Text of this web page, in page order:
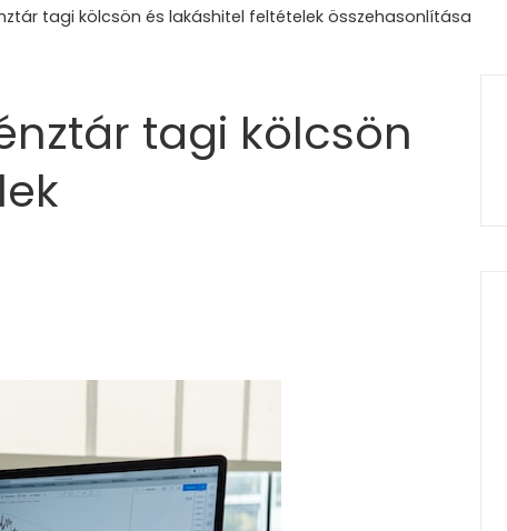
tagi kölcsön és lakáshitel feltételek összehasonlítása
tagi kölcsön